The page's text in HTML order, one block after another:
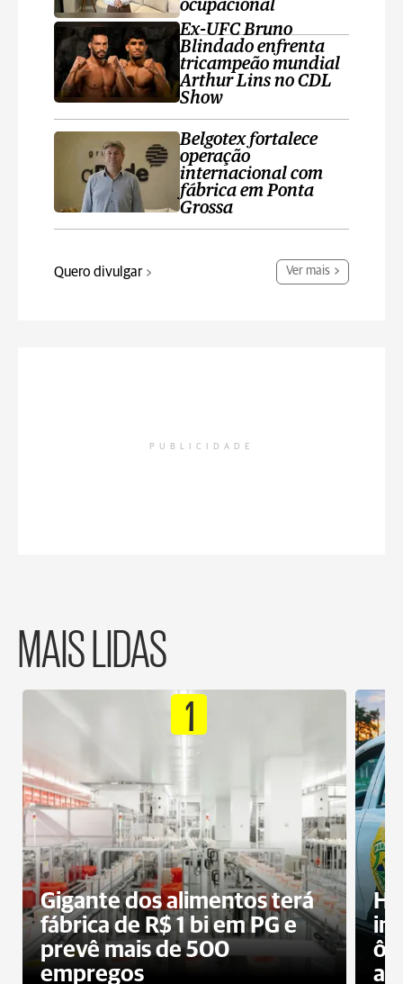
ocupacional
Ex-UFC Bruno
Blindado enfrenta
tricampeão mundial
Arthur Lins no CDL
Show
Belgotex fortalece
operação
internacional com
fábrica em Ponta
Grossa
Quero divulgar Ver mais
PUBLICIDADE
MAIS LIDAS
1
Gigante dos alimentos terá
fábrica de R$ 1 bi em PG e
prevê mais de 500
empregos